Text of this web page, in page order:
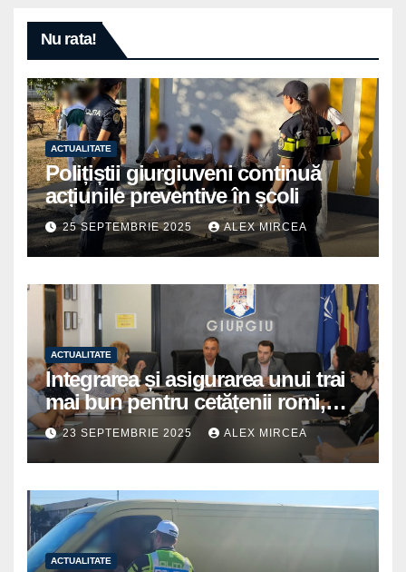
Nu rata!
ACTUALITATE
Polițiștii giurgiuveni continuă
acțiunile preventive în școli
25 SEPTEMBRIE 2025 ALEX MIRCEA
ACTUALITATE
Integrarea și asigurarea unui trai
mai bun pentru cetățenii romi,
prioritate pentru instituțiile
publice giurgiuvene
23 SEPTEMBRIE 2025 ALEX MIRCEA
ACTUALITATE